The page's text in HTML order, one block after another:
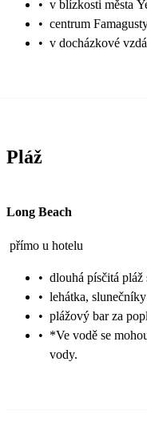
• v blízkosti města
• centrum
• v docházkové
Pláž
Long Beach
přímo u hotelu
• dlouhá písčitá
• lehátka,
• plážový bar za
• *Ve vodě se
vody.